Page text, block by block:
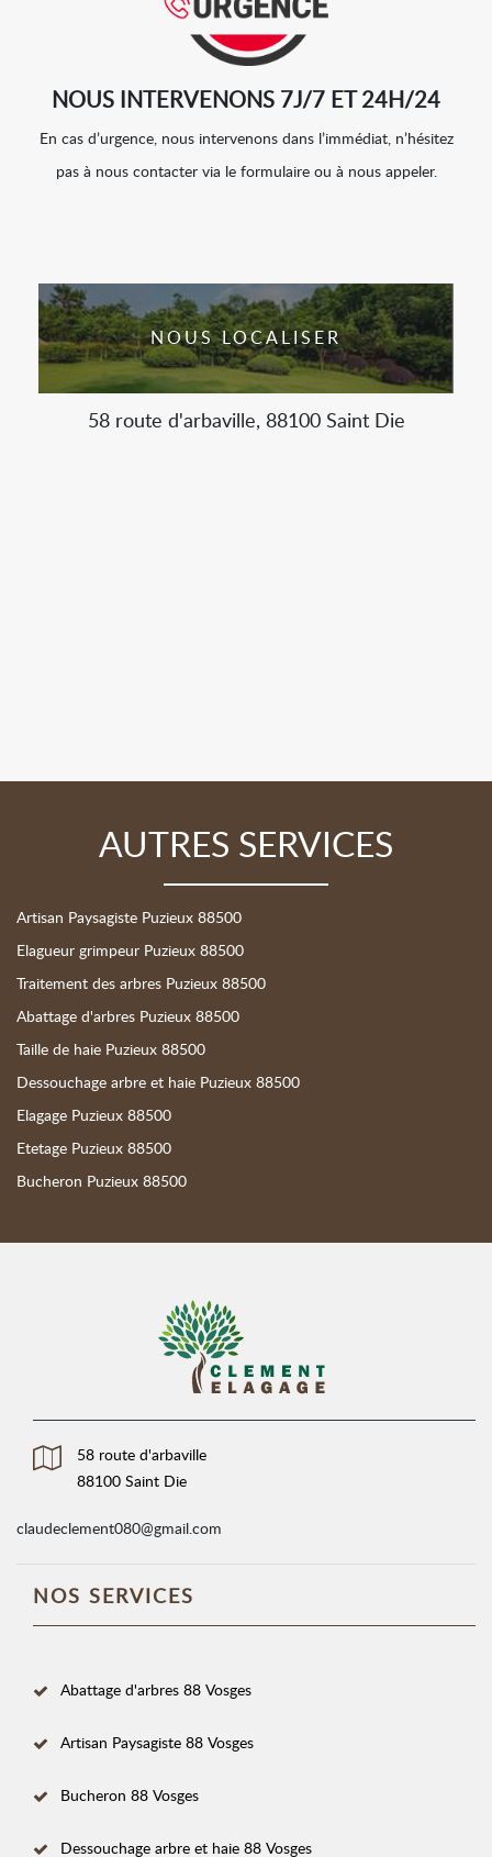
NOUS INTERVENONS 7J/7 ET 24H/24
En cas d’urgence, nous intervenons dans l’immédiat, n’hésitez
pas à nous contacter via le formulaire ou à nous appeler.
NOUS LOCALISER
58 route d'arbaville, 88100 Saint Die
AUTRES SERVICES
Artisan Paysagiste Puzieux 88500
Elagueur grimpeur Puzieux 88500
Traitement des arbres Puzieux 88500
Abattage d'arbres Puzieux 88500
Taille de haie Puzieux 88500
Dessouchage arbre et haie Puzieux 88500
Elagage Puzieux 88500
Etetage Puzieux 88500
Bucheron Puzieux 88500
58 route d'arbaville
88100 Saint Die
claudeclement080@gmail.com
NOS SERVICES
Abattage d'arbres 88 Vosges
Artisan Paysagiste 88 Vosges
Bucheron 88 Vosges
Dessouchage arbre et haie 88 Vosges